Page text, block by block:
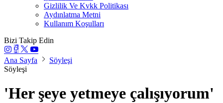
Gizlilik Ve Kvkk Politikası
Aydınlatma Metni
Kullanım Koşulları
Bizi Takip Edin
Ana Sayfa
Söyleşi
Söyleşi
'Her şeye yetmeye çalışıyorum'